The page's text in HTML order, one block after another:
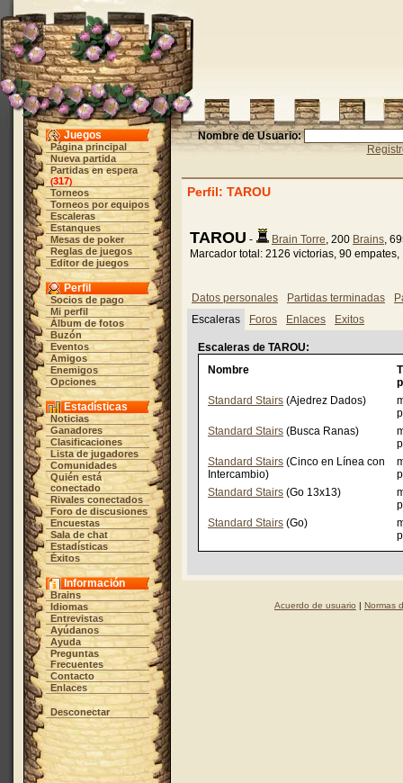
Juegos
Página principal
Nueva partida
Partidas en espera
(317)
Torneos
Torneos por equipos
Escaleras
Estanques
Mesas de poker
Reglas de juegos
Editor de juegos
Perfil
Socios de pago
Mi perfil
Álbum de fotos
Buzón
Eventos
Amigos
Enemigos
Opciones
Estadísticas
Noticias
Ganadores
Clasificaciones
Lista de jugadores
Comunidades
Quién está
conectado
Rivales conectados
Foro de discusiones
Encuestas
Sala de chat
Estadísticas
Éxitos
Información
Brains
Idiomas
Entrevistas
Ayúdanos
Ayuda
Preguntas
Frecuentes
Contacto
Enlaces
Desconectar
Nombre de Usuario:
Perfil: TAROU
TAROU - Brain Torre, 200 Brains,
Marcador total: 2126 victorias, 90
Datos personales Partidas terminadas
Escaleras
Foros Enlaces Exitos
Escaleras de TAROU:
Nombre
Standard Stairs (Ajedrez Dados)
Standard Stairs (Busca Ranas)
Standard Stairs (Cinco en Línea con
Intercambio)
Standard Stairs (Go 13x13)
Standard Stairs (Go)
Acuerdo de usuario | Normas